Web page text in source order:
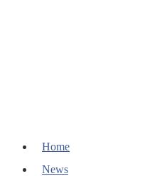
Home
News